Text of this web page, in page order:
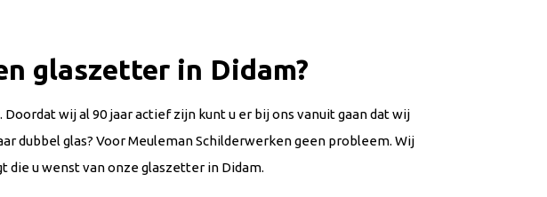
glaszetter in Didam?
wij al 90 jaar actief zijn kunt u er bij ons vanuit gaan dat wij
dubbel glas? Voor Meuleman Schilderwerken geen probleem. Wij
die u wenst van onze glaszetter in Didam.